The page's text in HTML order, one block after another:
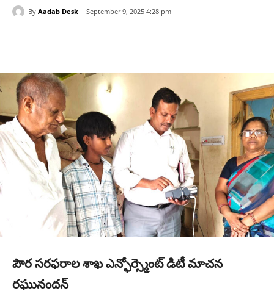
By Aadab Desk September 9, 2025 4:28 pm
పౌర సరఫరాల శాఖ ఎన్ఫోర్స్మెంట్ డిటీ మాచన
రఘునందన్